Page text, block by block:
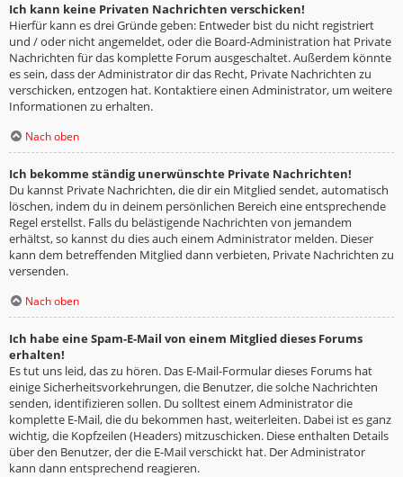
Ich kann keine Privaten Nachrichten verschicken!
Hierfür kann es drei Gründe geben: Entweder bist du nicht registriert
und / oder nicht angemeldet, oder die Board-Administration hat Private
Nachrichten für das komplette Forum ausgeschaltet. Außerdem könnte
es sein, dass der Administrator dir das Recht, Private Nachrichten zu
verschicken, entzogen hat. Kontaktiere einen Administrator, um weitere
Informationen zu erhalten.
Nach oben
Ich bekomme ständig unerwünschte Private Nachrichten!
Du kannst Private Nachrichten, die dir ein Mitglied sendet, automatisch
löschen, indem du in deinem persönlichen Bereich eine entsprechende
Regel erstellst. Falls du belästigende Nachrichten von jemandem
erhältst, so kannst du dies auch einem Administrator melden. Dieser
kann dem betreffenden Mitglied dann verbieten, Private Nachrichten zu
versenden.
Nach oben
Ich habe eine Spam-E-Mail von einem Mitglied dieses Forums
erhalten!
Es tut uns leid, das zu hören. Das E-Mail-Formular dieses Forums hat
einige Sicherheitsvorkehrungen, die Benutzer, die solche Nachrichten
senden, identifizieren sollen. Du solltest einem Administrator die
komplette E-Mail, die du bekommen hast, weiterleiten. Dabei ist es ganz
wichtig, die Kopfzeilen (Headers) mitzuschicken. Diese enthalten Details
über den Benutzer, der die E-Mail verschickt hat. Der Administrator
kann dann entsprechend reagieren.